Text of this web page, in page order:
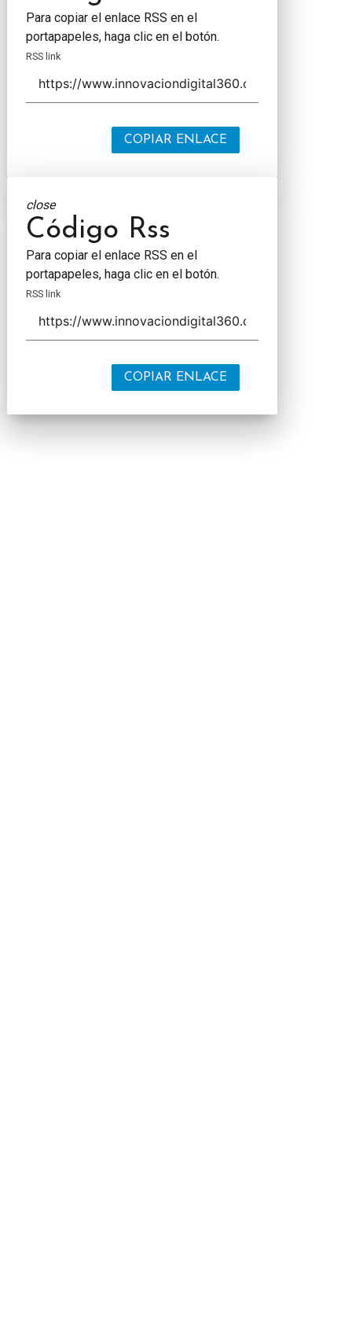
Para copiar el enlace RSS en el
portapapeles, haga clic en el botón.
RSS link
COPIAR ENLACE
close
Código Rss
Para copiar el enlace RSS en el
portapapeles, haga clic en el botón.
RSS link
COPIAR ENLACE